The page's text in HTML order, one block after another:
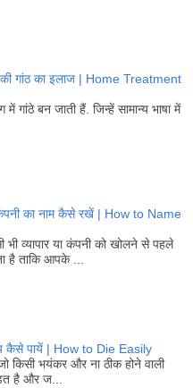
गांठ का इलाज | Home Treatment
गांठे बन जाती हैं. जिन्हें सामान्य भाषा में
का नाम कैसे रखें | How to Name
व्यापार या कंपनी को खोलने से पहले
है ताकि आपके ...
कैसे पायें | How to Die Easily
किसी भयंकर और ना ठीक होने वाली
है और ज...